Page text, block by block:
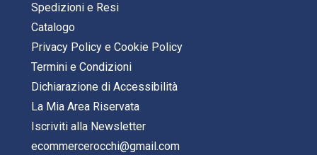
Spedizioni e Resi
Catalogo
Privacy Policy e Cookie Policy
Termini e Condizioni
Dichiarazione di Accessibilità
La Mia Area Riservata
Iscriviti alla Newsletter
ecommercerocchi@gmail.com